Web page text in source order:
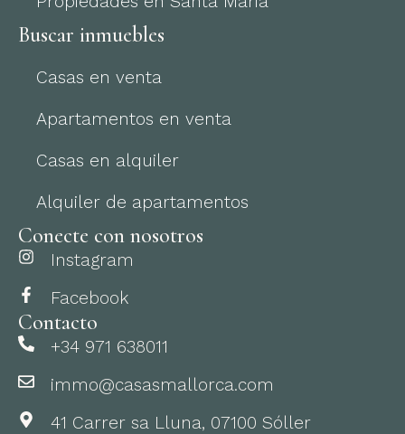
Buscar inmuebles
Casas en venta
Apartamentos en venta
Casas en alquiler
Alquiler de apartamentos
Conecte con nosotros
Instagram
Facebook
Contacto
+34 971 638011
immo@casasmallorca.com
41 Carrer sa Lluna, 07100 Sóller